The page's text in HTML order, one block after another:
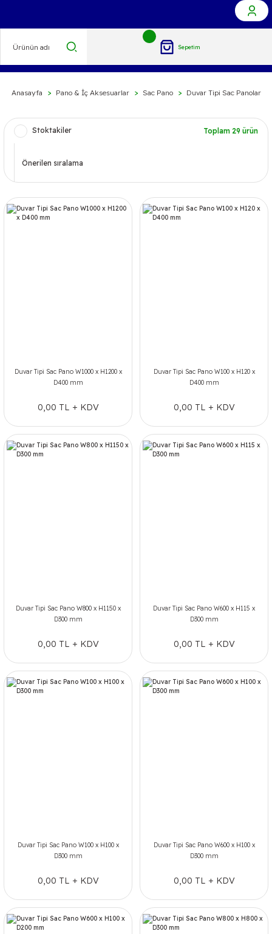
Sepetim
Anasayfa Pano & İç Aksesuarlar Sac Pano Duvar Tipi Sac Panolar
Stoktakiler Toplam 29 ürün
Duvar Tipi Sac Pano W1000 x H1200 x
D400 mm
0,00 TL + KDV
Duvar Tipi Sac Pano W100 x H120 x
D400 mm
0,00 TL + KDV
Duvar Tipi Sac Pano W800 x H1150 x
D300 mm
0,00 TL + KDV
Duvar Tipi Sac Pano W600 x H115 x
D300 mm
0,00 TL + KDV
Duvar Tipi Sac Pano W100 x H100 x
D300 mm
0,00 TL + KDV
Duvar Tipi Sac Pano W600 x H100 x
D300 mm
0,00 TL + KDV